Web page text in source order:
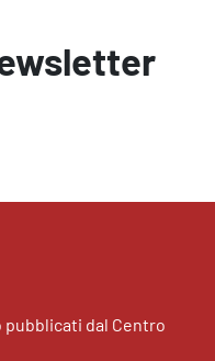
pubblicati dal Centro